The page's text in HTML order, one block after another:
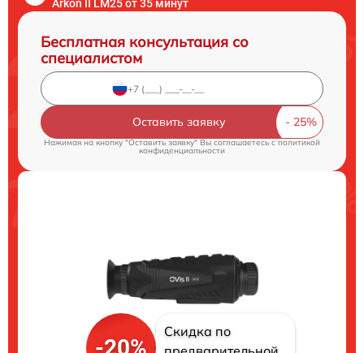
Arkon II LM25 от 35 минут
Бесплатная консультация со
специалистом
Оставить заявку
Нажимая на кнопку "Оставить заявку" Вы соглашаетесь c политикой
конфиденциальности
Скидка по